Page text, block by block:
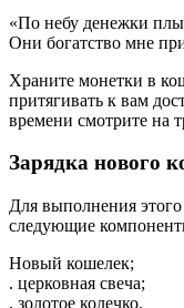
«По небу денежки
Они богатство мне
Храните монетки в
притягивать к вам
времени смотрите на
Зарядка нового
Для выполнения этого
следующие
Новый кошелек;
. церковная свеча;